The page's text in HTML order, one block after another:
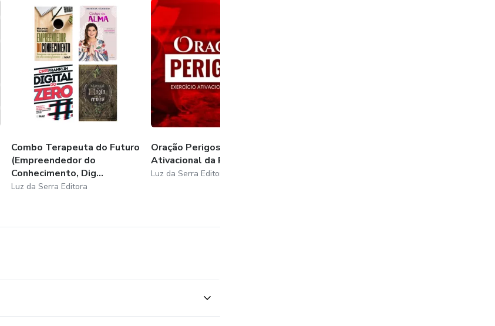
Combo Terapeuta do Futuro
(Empreendedor do
Conhecimento, Dig...
Luz da Serra Editora
Oração Perigosa - Exercício
Ativacional da Riqueza
Luz da Serra Editora